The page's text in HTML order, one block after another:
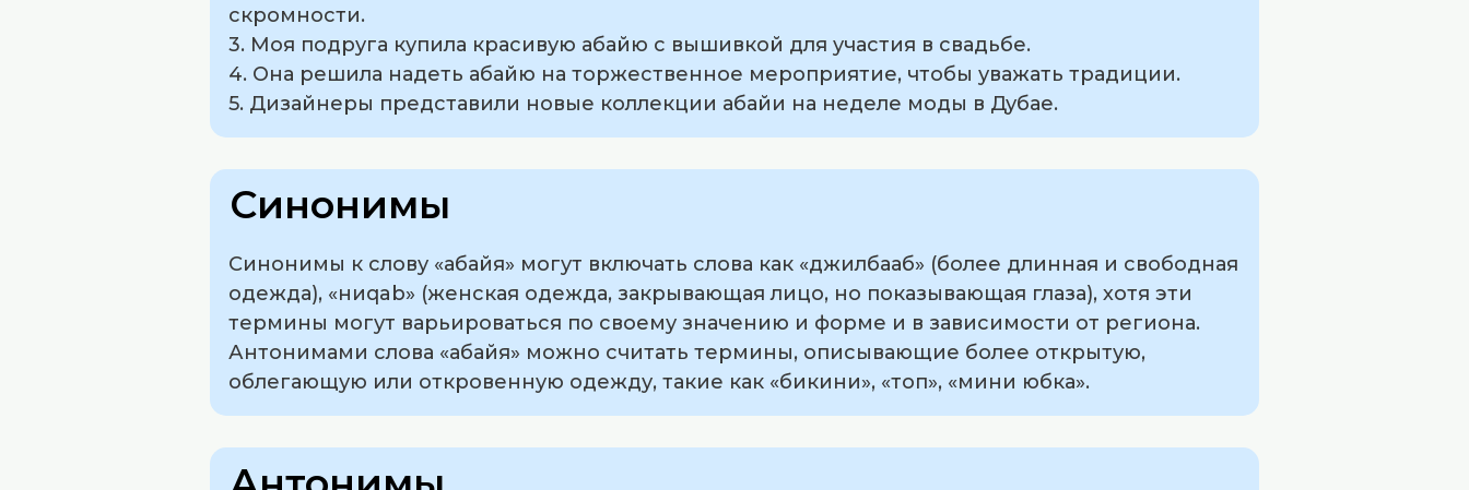
скромности.
3. Моя подруга купила красивую абайю с вышивкой для участия в свадьбе.
4. Она решила надеть абайю на торжественное мероприятие, чтобы уважать традиции.
5. Дизайнеры представили новые коллекции абайи на неделе моды в Дубае.
Синонимы
Синонимы к слову «абайя» могут включать слова как «джилбааб» (более длинная и свободная
одежда), «ниqab» (женская одежда, закрывающая лицо, но показывающая глаза), хотя эти
термины могут варьироваться по своему значению и форме и в зависимости от региона.
Антонимами слова «абайя» можно считать термины, описывающие более открытую,
облегающую или откровенную одежду, такие как «бикини», «топ», «мини юбка».